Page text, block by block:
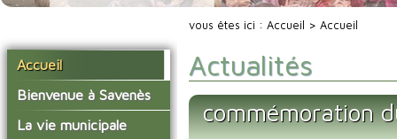
Accueil
Bienvenue à Savenès
Situer Savenès
La vie municipale
vous êtes ici : Accueil > Accueil
Actualités
commémoration